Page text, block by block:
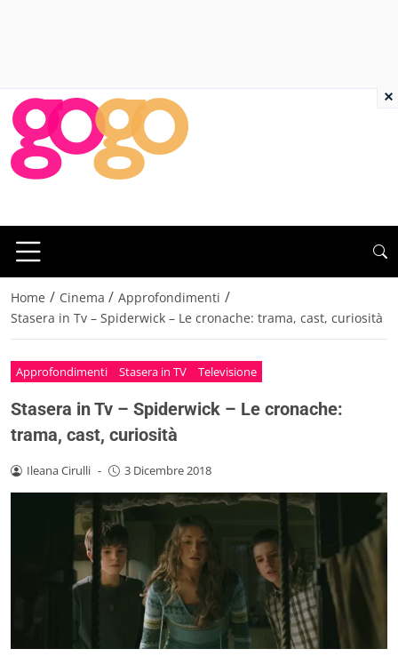
Home / Cinema / Approfondimenti /
Stasera in Tv – Spiderwick – Le cronache: trama, cast, curiosità
Approfondimenti Stasera in TV Televisione
Stasera in Tv – Spiderwick – Le cronache:
trama, cast, curiosità
Ileana Cirulli - 3 Dicembre 2018
×